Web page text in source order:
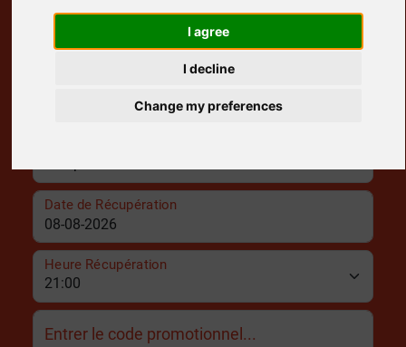
Date de Récupération
Heure Récupération
Entrer le code promotionnel...
I agree
I decline
Change my preferences